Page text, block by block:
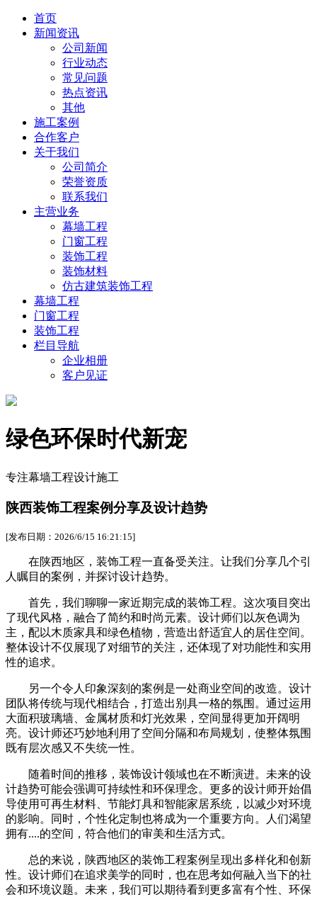
首页
新闻资讯
公司新闻
行业动态
常见问题
热点资讯
其他
施工案例
合作客户
关于我们
公司简介
荣誉资质
联系我们
主营业务
幕墙工程
门窗工程
装饰工程
装饰材料
仿古建筑装饰工程
幕墙工程
门窗工程
装饰工程
栏目导航
企业相册
客户见证
绿色环保时代新宠
专注幕墙工程设计施工
陕西装饰工程案例分享及设计趋势
[发布日期：2026/6/15 16:21:15]
在陕西地区，装饰工程一直备受关注。让我们分享几个引
人瞩目的案例，并探讨设计趋势。
首先，我们聊聊一家近期完成的装饰工程。这次项目突出
了现代风格，融合了简约和时尚元素。设计师们以灰色调为
主，配以木质家具和绿色植物，营造出舒适宜人的居住空间。
整体设计不仅展现了对细节的关注，还体现了对功能性和实用
性的追求。
另一个令人印象深刻的案例是一处商业空间的改造。设计
团队将传统与现代相结合，打造出别具一格的氛围。通过运用
大面积玻璃墙、金属材质和灯光效果，空间显得更加开阔明
亮。设计师还巧妙地利用了空间分隔和布局规划，使整体氛围
既有层次感又不失统一性。
随着时间的推移，装饰设计领域也在不断演进。未来的设
计趋势可能会强调可持续性和环保理念。更多的设计师开始倡
导使用可再生材料、节能灯具和智能家居系统，以减少对环境
的影响。同时，个性化定制也将成为一个重要方向。人们渴望
拥有....的空间，符合他们的审美和生活方式。
总的来说，陕西地区的装饰工程案例呈现出多样化和创新
性。设计师们在追求美学的同时，也在思考如何融入当下的社
会和环境议题。未来，我们可以期待看到更多富有个性、环保